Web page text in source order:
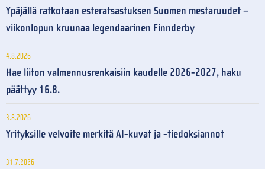
Ypäjällä ratkotaan esteratsastuksen Suomen mestaruudet –
viikonlopun kruunaa legendaarinen Finnderby
4.8.2026
Hae liiton valmennusrenkaisiin kaudelle 2026-2027, haku
päättyy 16.8.
3.8.2026
Yrityksille velvoite merkitä AI-kuvat ja -tiedoksiannot
31.7.2026